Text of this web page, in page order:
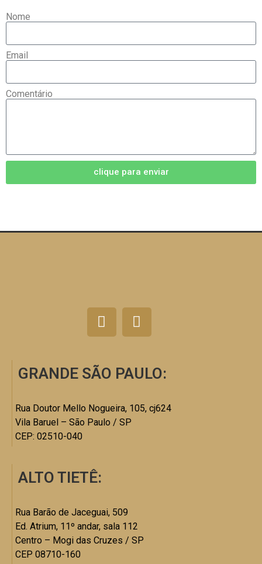
Nome
Email
Comentário
clique para enviar
GRANDE SÃO PAULO:
Rua Doutor Mello Nogueira, 105, cj624
Vila Baruel – São Paulo / SP
CEP: 02510-040
ALTO TIETÊ:
Rua Barão de Jaceguai, 509
Ed. Atrium, 11º andar, sala 112
Centro – Mogi das Cruzes / SP
CEP 08710-160